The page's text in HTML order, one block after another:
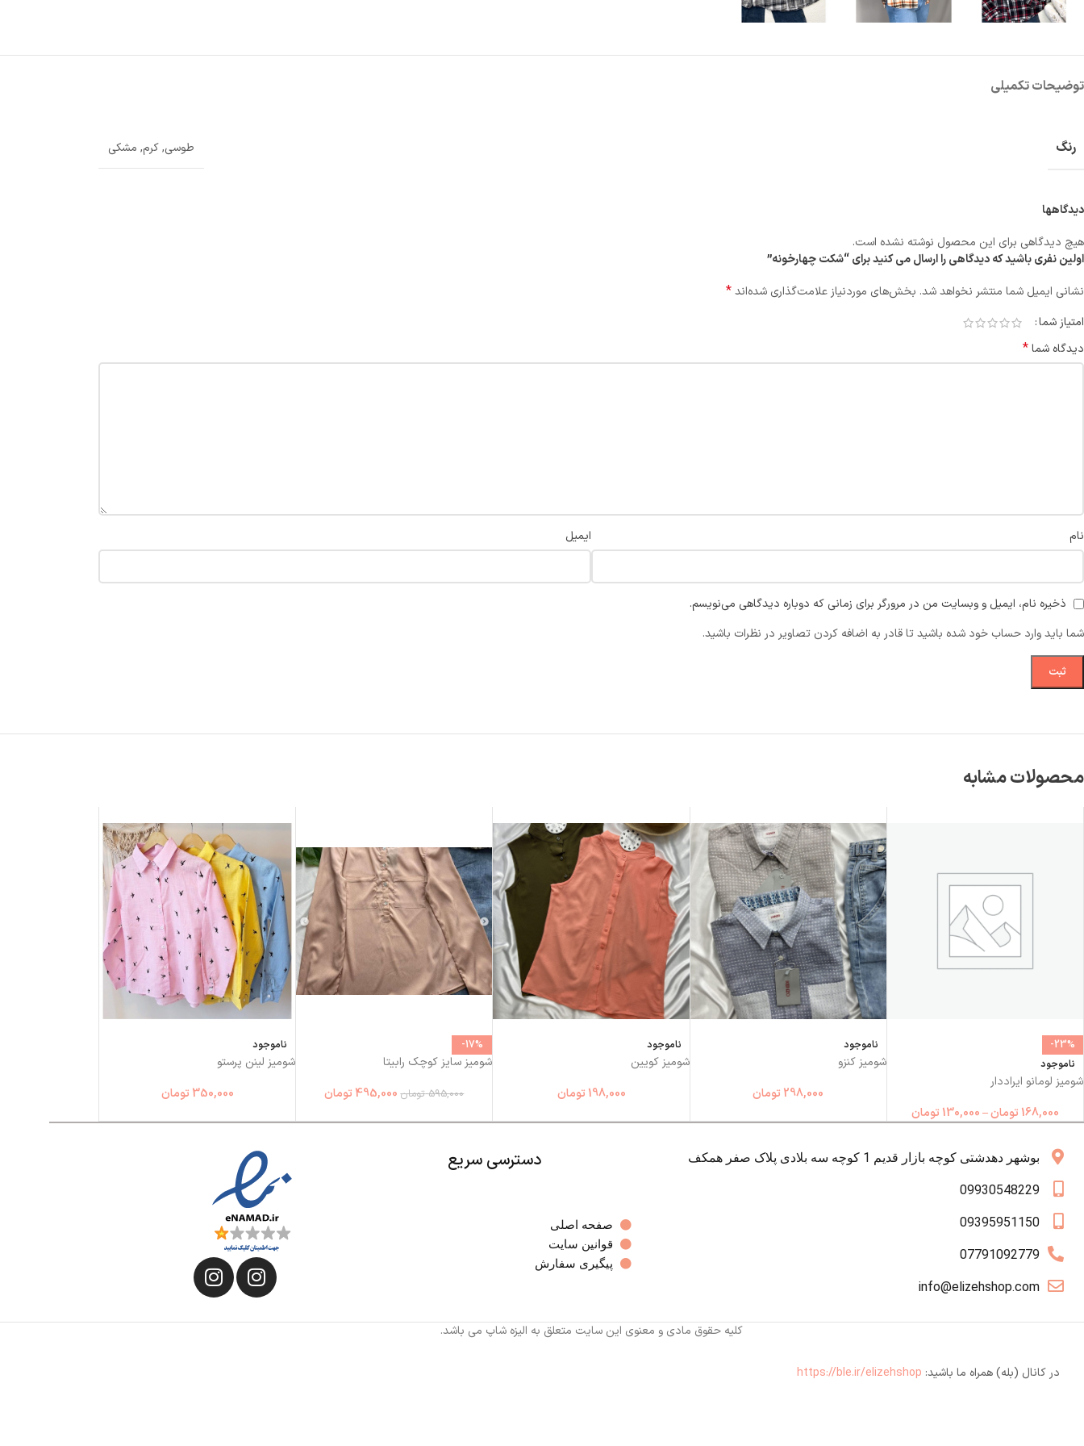
توضیحات تکمیلی
رنگ طوسی,کرم, مشکی
دیدگاهها
هیچ دیدگاهی برای این محصول نوشته نشده است.
اولین نفری باشید که دیدگاهی را ارسال می کنید برای “شکت چهارخونه”
نشانی ایمیل شما منتشر نخواهد شد. بخش‌های موردنیاز علامت‌گذاری شده‌اند*
امتیاز شما
دیدگاه شما*
نام ایمیل
ذخیره نام، ایمیل و وبسایت من در مرورگر برای زمانی که دوباره دیدگاهی می‌نویسم.
شما باید وارد حساب خود شده باشید تا قادر به اضافه کردن تصاویر در نظرات باشید.
محصولات مشابه
-23%
ناموجود
شومیز لومانو ایراددار
168,000 تومان–
130,000 تومان
ناموجود
شومیز کنزو
298,000 تومان
ناموجود
شومیز کویین
198,000 تومان
-17%
شومیز سایز کوچک رابیتا
595,000 تومان 495,000 تومان
ناموجود
شوميز لینن پرستو
350,000 تومان
بوشهر دهدشتی کوچه بازار قدیم 1 کوچه سه بلادی پلاک صفر همکف
09930548229
09395951150
07791092779
info@elizehshop.com
دسترسی سریع
صفحه اصلی
قوانین سایت
پیگیری سفارش
کلیه حقوق مادی و معنوی این سایت متعلق به الیزه شاپ می باشد.
در کانال (بله) همراه ما باشید: https://ble.ir/elizehshop